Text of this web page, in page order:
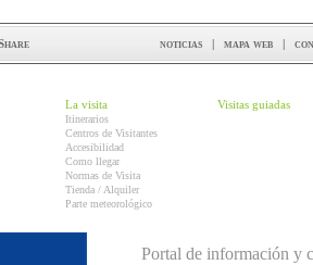
noticias | mapa web |
La visita
Itinerarios
Centros de Visitantes
Accesibilidad
Como llegar
Normas de Visita
Tienda / Alquiler
Parte meteorológico
Visitas guiadas
Portal de información y